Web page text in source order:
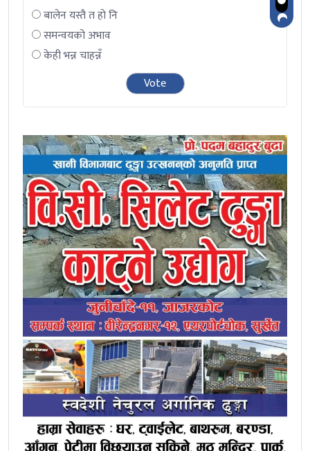
बालेन यस्तै त हो नि
समन्वयको अभाव
केही भन्न चाहन्नँ